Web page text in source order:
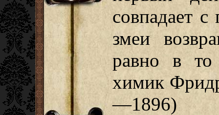
совпадает
змеи
равно в
химик
—1896)